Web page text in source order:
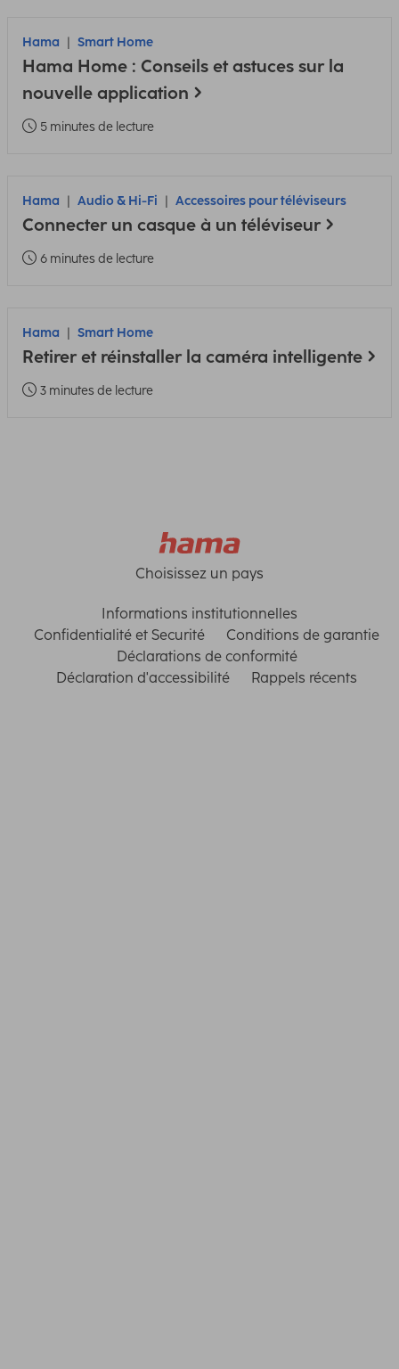
Hama Smart Home
Hama Home : Conseils et astuces sur la
nouvelle application
5 minutes de lecture
Hama Audio & Hi-Fi Accessoires pour téléviseurs
Connecter un casque à un téléviseur
6 minutes de lecture
Hama Smart Home
Retirer et réinstaller la caméra intelligente
3 minutes de lecture
Choisissez un pays
Informations institutionnelles
Confidentialité et Securité
Conditions de garantie
Déclarations de conformité
Déclaration d'accessibilité
Rappels récents